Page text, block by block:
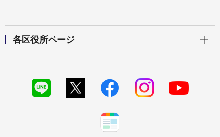
各区役所ページ